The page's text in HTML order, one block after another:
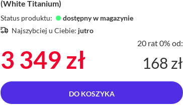
(White Titanium)
Status produktu:
dostępny w magazynie
Najszybciej u Ciebie: jutro
3 349 zł
20 rat 0% od:
168 zł
DO KOSZYKA